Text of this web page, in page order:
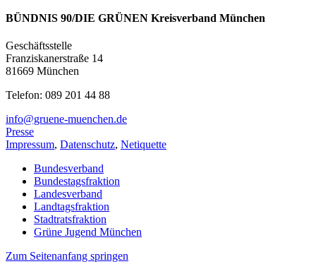
BÜNDNIS 90/DIE GRÜNEN Kreisverband München
Geschäftsstelle
Franziskanerstraße 14
81669 München
Telefon: 089 201 44 88
info@gruene-muenchen.de
Presse
Impressum, Datenschutz, Netiquette
Bundesverband
Bundestagsfraktion
Landesverband
Landtagsfraktion
Stadtratsfraktion
Grüne Jugend München
Zum Seitenanfang springen